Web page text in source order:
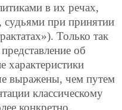
в их речах,
судьями при принятии
Только так
об
характеристики
выражены, чем путем
классическому
конкретно,